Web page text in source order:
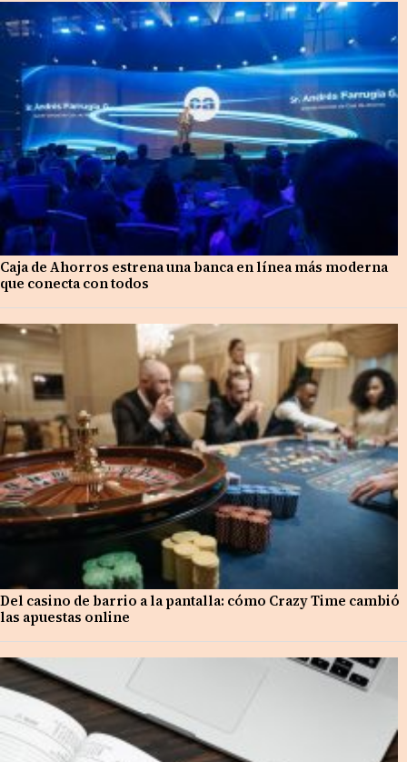
Caja de Ahorros estrena una banca en línea más moderna
que conecta con todos
Del casino de barrio a la pantalla: cómo Crazy Time cambió
las apuestas online